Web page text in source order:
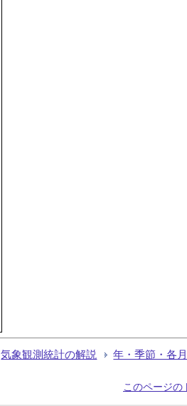
気象観測統計の解説 年・季節・各
このページの